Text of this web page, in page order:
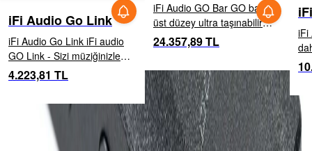
iFi Audio Go Link
iFi Audio Go Link iFi audio
GO Link - Sizi müziğinizle
buluşturan kulaklık adaptörü
Müziğinizle aranızdaki köprü
kalitesi Arada...
4.223,81 TL
iFi Audio GO Bar GO bar, en
üst düzey ultra taşınabilir
USB DAC/kulaklık amfimizdir.
İster işe gidip geliyor olun,
masanızda çalışıyor olun ya
da sade...
24.357,89 TL
iFi